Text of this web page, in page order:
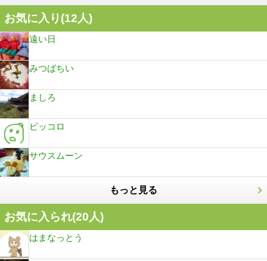
お気に入り(12人)
遠い日
みつばちい
ましろ
ピッコロ
サウスムーン
もっと見る
お気に入られ(20人)
はまなっとう